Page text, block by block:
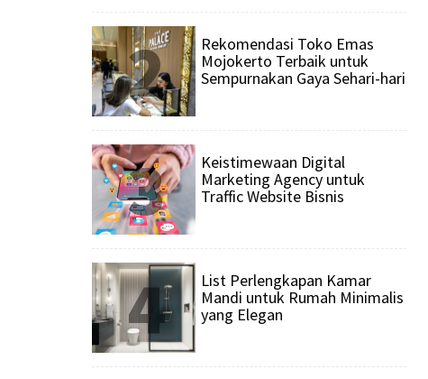
2
Rekomendasi Toko Emas
Mojokerto Terbaik untuk
Sempurnakan Gaya Sehari-hari
3
Keistimewaan Digital
Marketing Agency untuk
Traffic Website Bisnis
4
List Perlengkapan Kamar
Mandi untuk Rumah Minimalis
yang Elegan